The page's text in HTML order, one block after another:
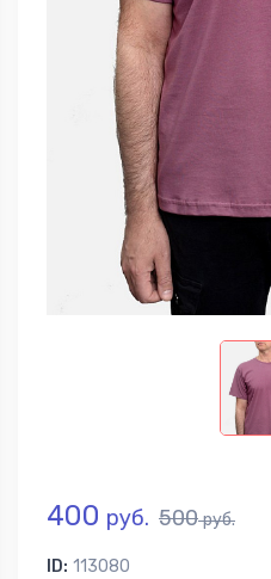
400 руб. 500руб.
ID: 113080